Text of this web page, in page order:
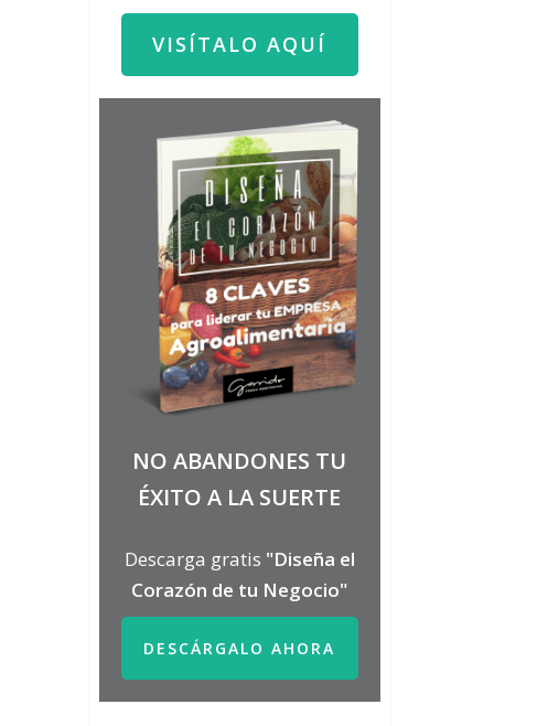
VISÍTALO AQUÍ
NO ABANDONES TU
ÉXITO A LA SUERTE
Descarga gratis "Diseña el
Corazón de tu Negocio"
DESCÁRGALO AHORA